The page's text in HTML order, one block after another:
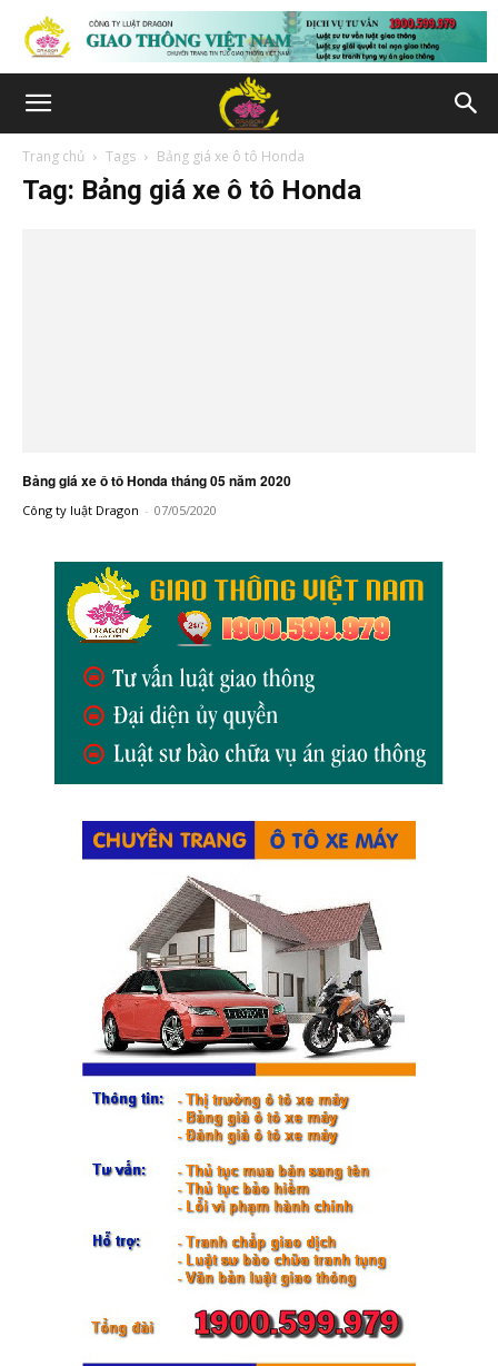
Trang chủ Tags Bảng giá xe ô tô Honda
Tag: Bảng giá xe ô tô Honda
Bảng giá xe ô tô Honda tháng 05 năm 2020
Công ty luật Dragon - 07/05/2020